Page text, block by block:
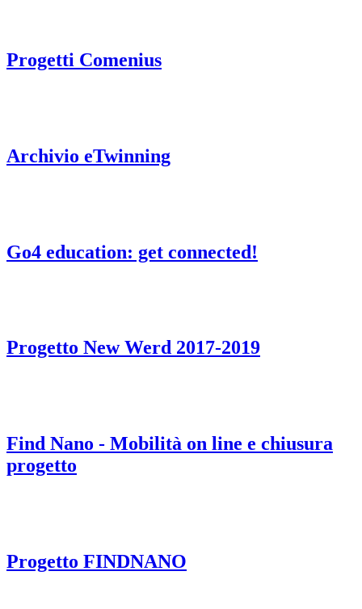
Progetti Comenius
Archivio eTwinning
Go4 education: get connected!
Progetto New Werd 2017-2019
Find Nano - Mobilità on line e chiusura
progetto
Progetto FINDNANO